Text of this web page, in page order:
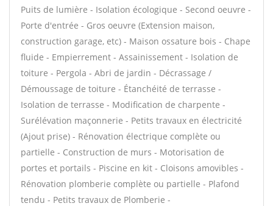
Puits de lumière - Isolation écologique - Second oeuvre -
Porte d'entrée - Gros oeuvre (Extension maison,
construction garage, etc) - Maison ossature bois - Chape
fluide - Empierrement - Assainissement - Isolation de
toiture - Pergola - Abri de jardin - Décrassage /
Démoussage de toiture - Étanchéité de terrasse -
Isolation de terrasse - Modification de charpente -
Surélévation maçonnerie - Petits travaux en électricité
(Ajout prise) - Rénovation électrique complète ou
partielle - Construction de murs - Motorisation de
portes et portails - Piscine en kit - Cloisons amovibles -
Rénovation plomberie complète ou partielle - Plafond
tendu - Petits travaux de Plomberie -